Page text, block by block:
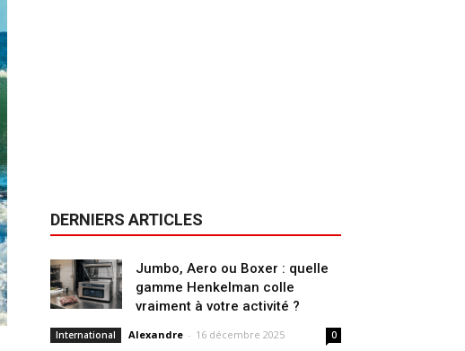
DERNIERS ARTICLES
Jumbo, Aero ou Boxer : quelle
gamme Henkelman colle
vraiment à votre activité ?
International Alexandre - 16 décembre 2025 0